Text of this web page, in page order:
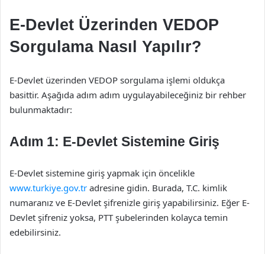
E-Devlet Üzerinden VEDOP
Sorgulama Nasıl Yapılır?
E-Devlet üzerinden VEDOP sorgulama işlemi oldukça
basittir. Aşağıda adım adım uygulayabileceğiniz bir rehber
bulunmaktadır:
Adım 1: E-Devlet Sistemine Giriş
E-Devlet sistemine giriş yapmak için öncelikle
www.turkiye.gov.tr adresine gidin. Burada, T.C. kimlik
numaranız ve E-Devlet şifrenizle giriş yapabilirsiniz. Eğer E-
Devlet şifreniz yoksa, PTT şubelerinden kolayca temin
edebilirsiniz.